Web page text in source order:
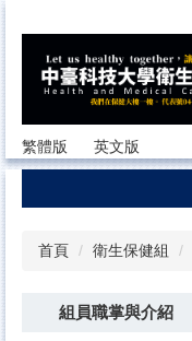
到
容
區繁體版 英文版
組員職掌與介紹
首頁 衛生保健組
組員職掌與介紹